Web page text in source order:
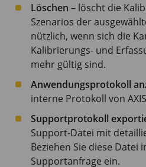
Löschen – löscht die
Szenarios der
nützlich, wenn sich die
Kalibrierungs- und
mehr gültig sind.
Anwendungsprotokoll
interne Protokoll von
Supportprotokoll
Support-Datei mit
Beziehen Sie diese Datei
Supportanfrage ein.